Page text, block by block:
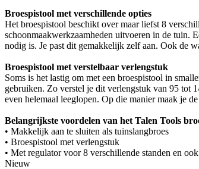
Broespistool met verschillende opties
Het broespistool beschikt over maar liefst 8
schoonmaakwerkzaamheden uitvoeren in de tuin.
nodig is. Je past dit gemakkelijk zelf aan. Ook de
Broespistool met verstelbaar verlengstuk
Soms is het lastig om met een broespistool in
gebruiken. Zo verstel je dit verlengstuk van 95 tot
even helemaal leeglopen. Op die manier maak je
Belangrijkste voordelen van het Talen Tools
• Makkelijk aan te sluiten als tuinslangbroes
• Broespistool met verlengstuk
• Met regulator voor 8 verschillende standen en
Nieuw